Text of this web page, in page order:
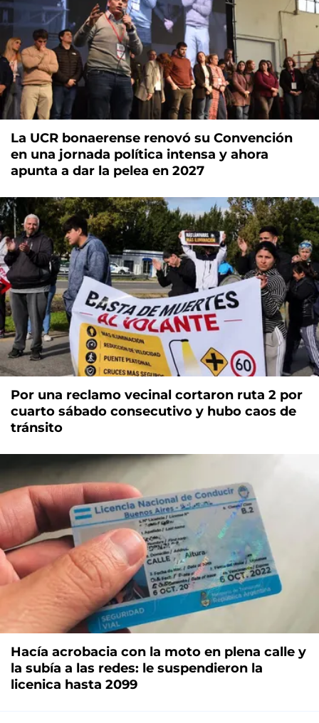
La UCR bonaerense renovó su Convención
en una jornada política intensa y ahora
apunta a dar la pelea en 2027
Por una reclamo vecinal cortaron ruta 2 por
cuarto sábado consecutivo y hubo caos de
tránsito
Hacía acrobacia con la moto en plena calle y
la subía a las redes: le suspendieron la
licenica hasta 2099